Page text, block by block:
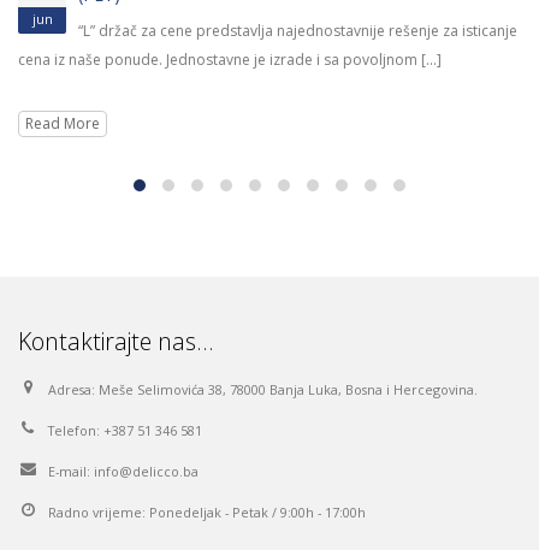
jul
Putarski (saobraćajni) čunjevi sa otežanom bazom namenjeni su
za privremeno blokiranje saobraćaja bilo na pakring mestima bilo u
Kontaktirajte nas…
Adresa: Meše Selimovića 38, 78000 Banja Luka, Bosna i Hercegovina.
Telefon: +387 51 346 581
E-mail: info@delicco.ba
Radno vrijeme: Ponedeljak - Petak / 9:00h - 17:00h